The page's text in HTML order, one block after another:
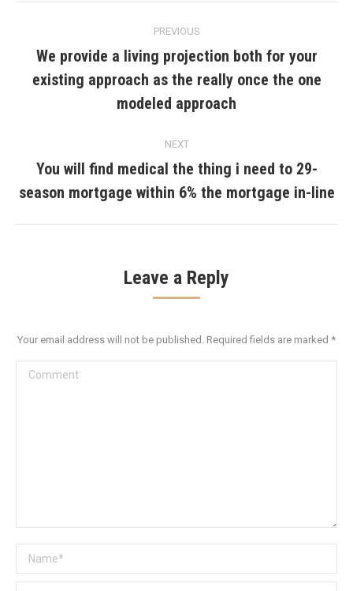
navigation
PREVIOUS
Previous
post:
We provide a living projection both for your
existing approach as the really once the one
modeled approach
NEXT
post:
You will find medical the thing i need to 29-
season mortgage within 6% the mortgage in-line
Leave a Reply
Your email address will not be published. Required fields are marked *
Comment
Name *